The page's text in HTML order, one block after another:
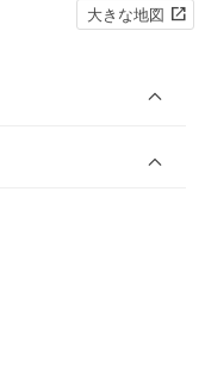
大きな地図